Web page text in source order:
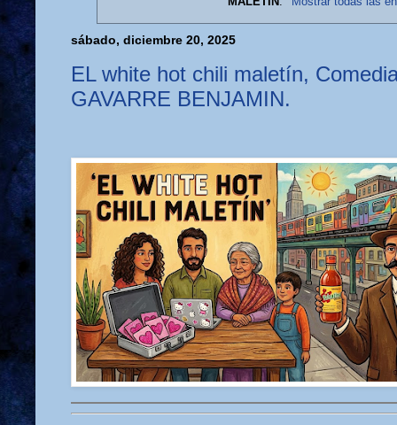
sábado, diciembre 20, 2025
EL white hot chili maletín,
GAVARRE BENJAMIN.